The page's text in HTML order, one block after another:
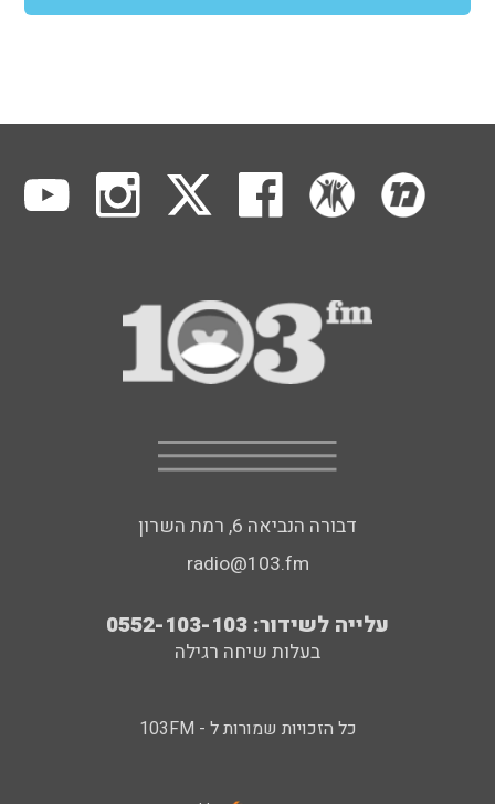
דבורה הנביאה 6, רמת השרון
radio@103.fm
עלייה לשידור: 0552-103-103
בעלות שיחה רגילה
כל הזכויות שמורות ל - 103FM